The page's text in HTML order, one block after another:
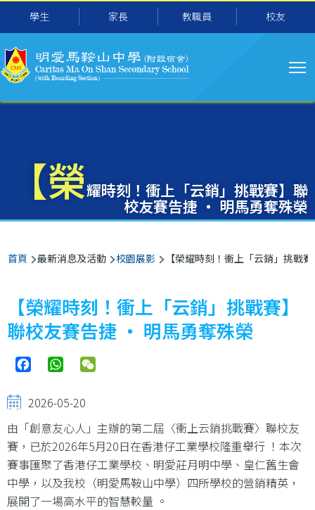
移至主內容
學生 家長 教職員 校友
导
航
【榮耀時刻！衝上「云銷」挑戰賽】聯
校友賽告捷 ‧ 明馬勇奪殊榮
導
航
連
結
首頁 最新消息及活動 校園展影 【榮耀時刻！衝上「云銷」挑戰
【榮耀時刻！衝上「云銷」挑戰賽】
聯校友賽告捷 ‧ 明馬勇奪殊榮
FacebookWhatsApp
2026-05-20
由「創意友心人」主辦的第二屆〈衝上云銷挑戰賽〉聯校友
賽，已於2026年5月20日在香港仔工業學校隆重舉行 ！本次
賽事匯聚了香港仔工業學校、明愛莊月明中學、皇仁舊生會
中學，以及我校（明愛馬鞍山中學）四所學校的營銷精英，
展開了一場高水平的智慧較量 。